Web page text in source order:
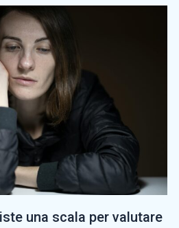
una scala per valutare